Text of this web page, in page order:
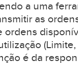
a uma
as
ordens
é da